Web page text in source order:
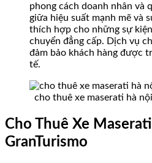
phong cách doanh nhân và
giữa hiệu suất mạnh mẽ và
thích hợp cho những sự
chuyển đẳng cấp. Dịch vụ
đảm bảo khách hàng được
tế.
cho thuê xe maserati hà
Cho Thuê Xe
GranTurismo